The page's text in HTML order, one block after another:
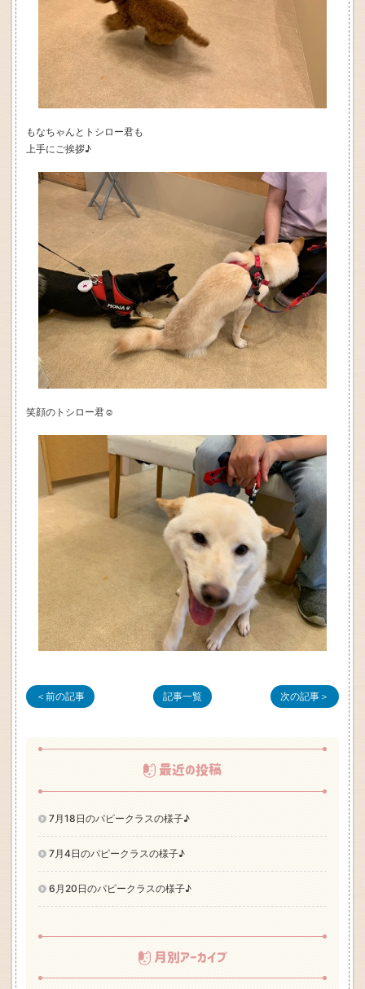
もなちゃんとトシロー君も
上手にご挨拶♪
笑顔のトシロー君☺
＜前の記事 記事一覧 次の記事＞
最近の投稿
7月18日のパピークラスの様子♪
7月4日のパピークラスの様子♪
6月20日のパピークラスの様子♪
月別アーカイブ